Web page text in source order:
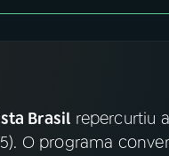
Brasil repercurtiu
O programa